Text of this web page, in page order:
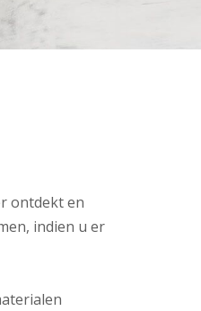
ontdekt en
indien u er